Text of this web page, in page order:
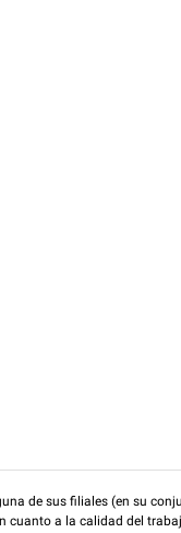
de sus filiales (en su
cuanto a la calidad del